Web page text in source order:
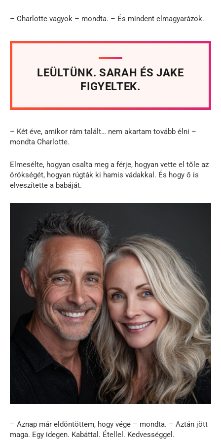
– Charlotte vagyok – mondta. – És mindent elmagyarázok.
LEÜLTÜNK. SARAH ÉS JAKE
FIGYELTEK.
– Két éve, amikor rám talált… nem akartam tovább élni –
mondta Charlotte.
Elmesélte, hogyan csalta meg a férje, hogyan vette el tőle az
örökségét, hogyan rúgták ki hamis vádakkal. És hogy ő is
elveszítette a babáját.
– Aznap már eldöntöttem, hogy vége – mondta. – Aztán jött
maga. Egy idegen. Kabáttal. Étellel. Kedvességgel.